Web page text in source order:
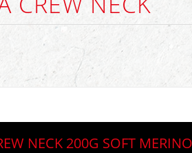
NECK 200G SOFT